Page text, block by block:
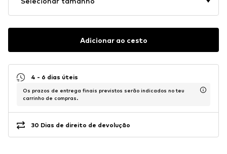
Adicionar ao cesto
4 - 6 dias úteis
Os prazos de entrega finais previstos serão indicados no teu
carrinho de compras.
30 Dias de direito de devolução